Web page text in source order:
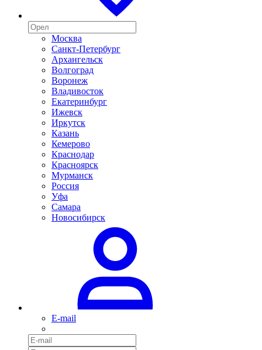
Москва
Санкт-Петербург
Архангельск
Волгоград
Воронеж
Владивосток
Екатеринбург
Ижевск
Иркутск
Казань
Кемерово
Краснодар
Красноярск
Мурманск
Россия
Уфа
Самара
Новосибирск
E-mail